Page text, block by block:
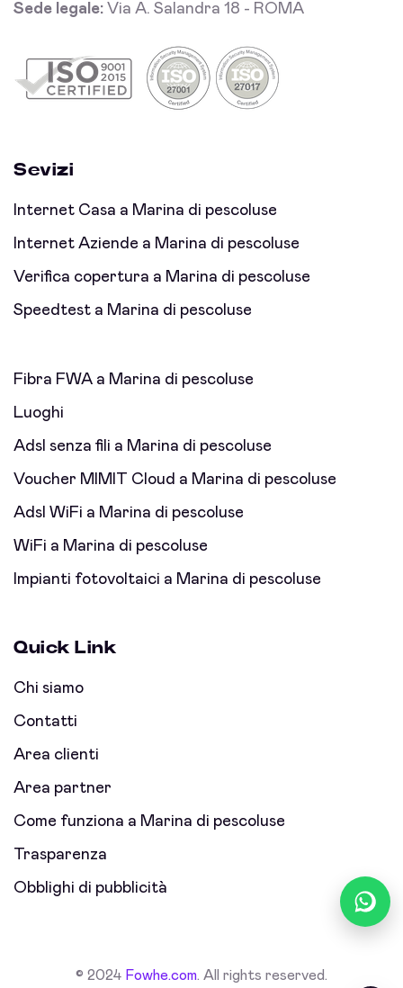
Sede legale: Via A. Salandra 18 - ROMA
Sevizi
Internet Casa a Marina di pescoluse
Internet Aziende a Marina di pescoluse
Verifica copertura a Marina di pescoluse
Speedtest a Marina di pescoluse
Fibra FWA a Marina di pescoluse
Luoghi
Adsl senza fili a Marina di pescoluse
Voucher MIMIT Cloud a Marina di pescoluse
Adsl WiFi a Marina di pescoluse
WiFi a Marina di pescoluse
Impianti fotovoltaici a Marina di pescoluse
Quick Link
Chi siamo
Contatti
Area clienti
Area partner
Come funziona a Marina di pescoluse
Trasparenza
Obblighi di pubblicità
© 2024 Fowhe.com. All rights reserved.